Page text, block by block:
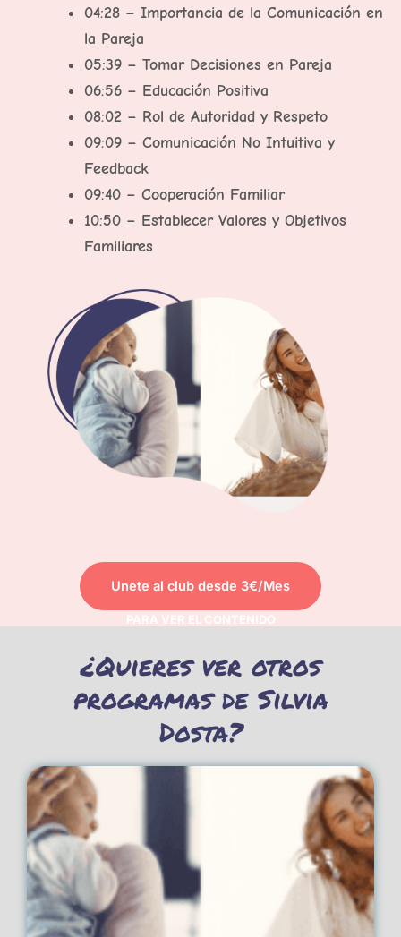
04:28 – Importancia de la Comunicación en
la Pareja
05:39 – Tomar Decisiones en Pareja
06:56 – Educación Positiva
08:02 – Rol de Autoridad y Respeto
09:09 – Comunicación No Intuitiva y
Feedback
09:40 – Cooperación Familiar
10:50 – Establecer Valores y Objetivos
Familiares
Unete al club desde 3€/Mes
PARA VER EL CONTENIDO
¿Quieres ver otros
programas de Silvia
Dosta?